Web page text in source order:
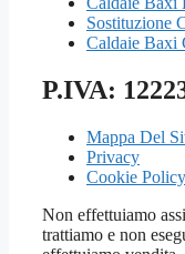
Sostituzione
Caldaie Baxi
P.IVA:
Mappa Del
Privacy
Cookie
Non effettuiamo
trattiamo e non